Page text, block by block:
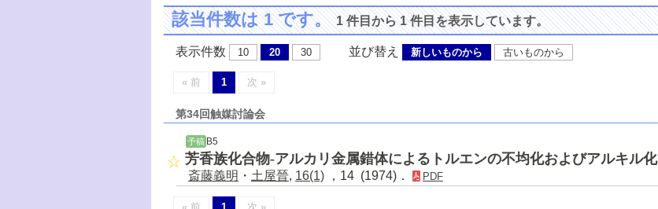
該当件数は 1 です。1 件目から 1 件目を表示しています。
表示件数 10 20 30 並び替え 新しいものから 古いものから
« 前 1 次 »
第34回触媒討論会
予稿 B5
芳香族化合物-アルカリ金属錯体によるトルエンの不均化およびアルキル化
斎藤義明 ・ 土屋晉, 16(1) ，14 (1974)． PDF